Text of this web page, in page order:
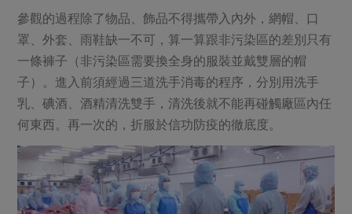
參觀的過程除了物品、飾品不得攜帶入內外，網帽、口
罩、外套、雨鞋缺一不可，算一算跟非污染區的差別只有
一條褲子（非污染區需要換全身的服裝並戴雙層的帽
子）。進入前須經過三道洗手消毒的程序，分別用洗手
乳、碘酒、酒精清洗雙手，清洗後就不能再碰觸廠區內任
何東西。再一次的，折服於信功防疫的徹底度。